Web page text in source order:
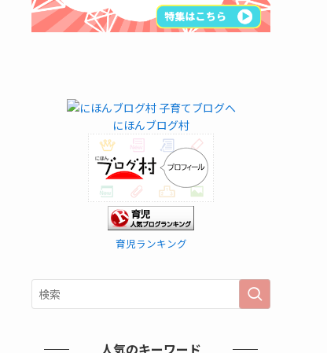
にほんブログ村
育児ランキング
人気のキーワード